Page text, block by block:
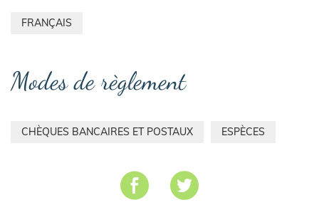
FRANÇAIS
Modes de règlement
CHÈQUES BANCAIRES ET POSTAUX ESPÈCES